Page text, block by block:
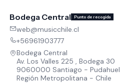
Bodega Central Punto de recogida
web@musicchile.cl
+56961903777
Bodega Central
Av. Los Valles 225 , Bodega 30
9060000 Santiago - Pudahuel
Región Metropolitana - Chile